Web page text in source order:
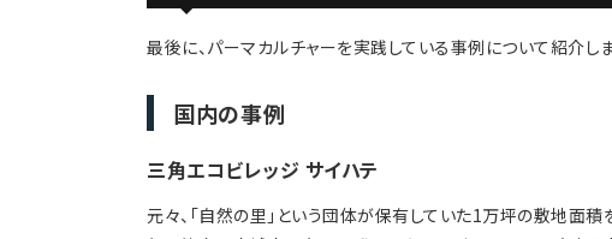
最後に、パーマカルチャーを実践している事例について紹介しま
国内の事例
三角エコビレッジ サイハテ
元々、「自然の里」という団体が保有していた1万坪の敷地面